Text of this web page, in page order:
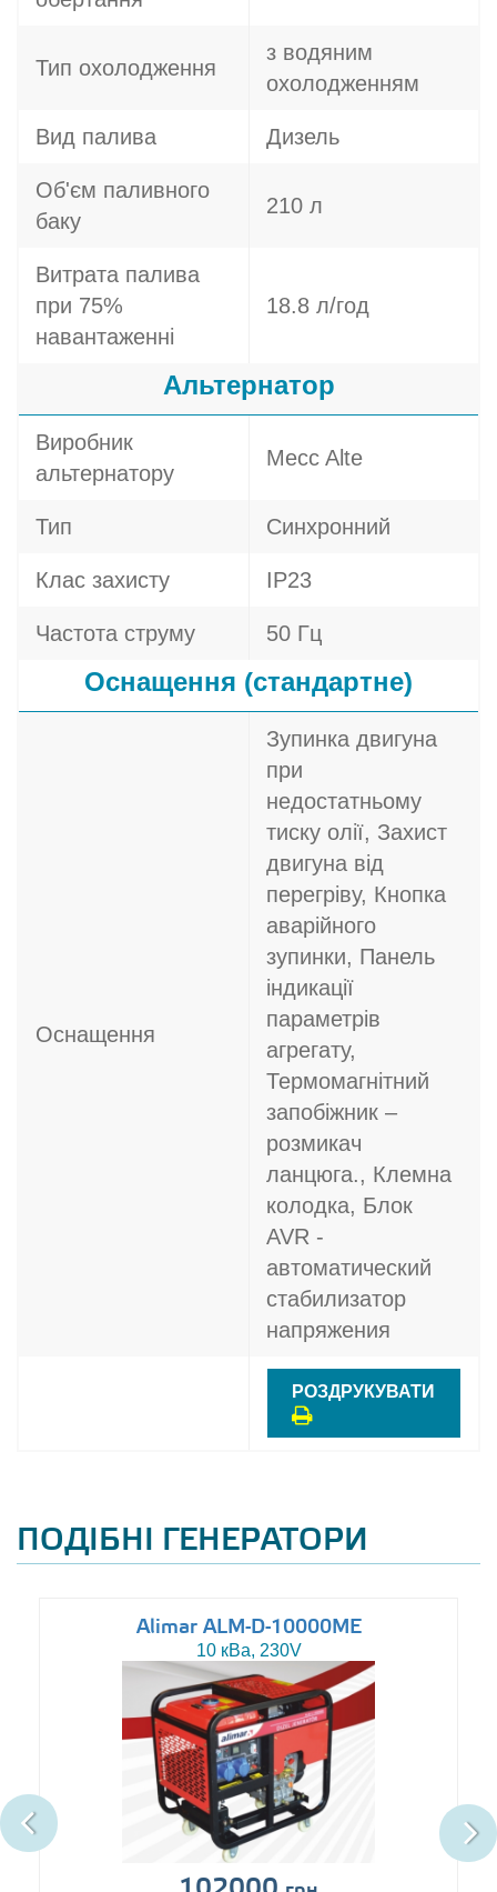
Тип охолодження
з водяним
охолодженням
Вид палива Дизель
Об'єм паливного
баку
210 л
Витрата палива
при 75%
навантаженні
18.8 л/год
Альтернатор
Виробник
альтернатору
Mecc Alte
Тип Синхронний
Клас захисту IP23
Частота струму 50 Гц
Оснащення (стандартне)
Оснащення
Зупинка двигуна
при
недостатньому
тиску олії, Захист
двигуна від
перегріву, Кнопка
аварійного
зупинки, Панель
індикації
параметрів
агрегату,
Термомагнітний
запобіжник –
розмикач
ланцюга., Клемна
колодка, Блок
AVR -
автоматический
стабилизатор
напряжения
РОЗДРУКУВАТИ
ПОДІБНІ ГЕНЕРАТОРИ
Alimar ALM-D-10000ME
10 кВа, 230V